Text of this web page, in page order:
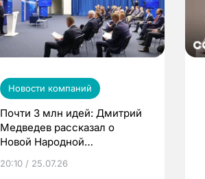
Новости компаний
Почти 3 млн идей: Дмитрий
Медведев рассказал о
Новой Народной
20:10 / 25.07.26